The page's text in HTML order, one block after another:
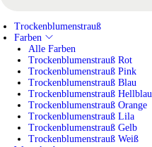
e
n
Trockenblumenstrauß
Farben
Alle Farben
Trockenblumenstrauß Rot
Trockenblumenstrauß Pink
Trockenblumenstrauß Blau
Trockenblumenstrauß Hellblau
Trockenblumenstrauß Orange
Trockenblumenstrauß Lila
Trockenblumenstrauß Gelb
Trockenblumenstrauß Weiß